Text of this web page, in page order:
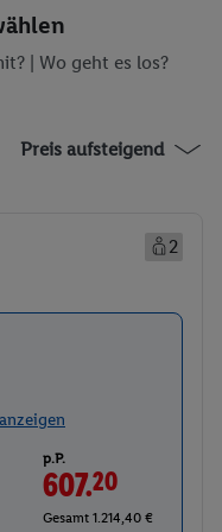
| Wo geht es los?
Preis aufsteigend
2
p.P.
607.20
Gesamt 1.214,40 €